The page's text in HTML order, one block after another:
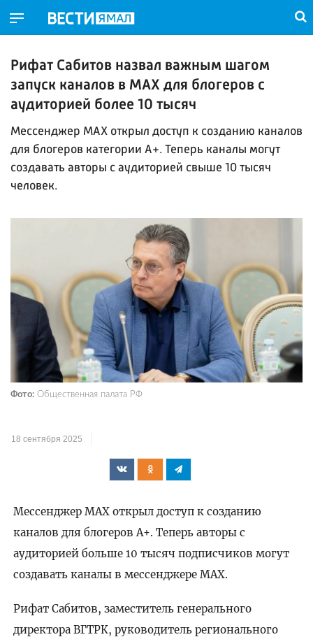
Рифат Сабитов назвал важным шагом
запуск каналов в МАХ для блогеров с
аудиторией более 10 тысяч
Мессенджер МАХ открыл доступ к созданию каналов
для блогеров категории A+. Теперь каналы могут
создавать авторы с аудиторией свыше 10 тысяч
человек.
Фото: Общественная палата РФ
18 сентября 2025
Мессенджер MAX открыл доступ к созданию
каналов для блогеров A+. Теперь авторы с
аудиторией больше 10 тысяч подписчиков могут
создавать каналы в мессенджере MAX.
Рифат Сабитов, заместитель генерального
директора ВГТРК, руководитель регионального